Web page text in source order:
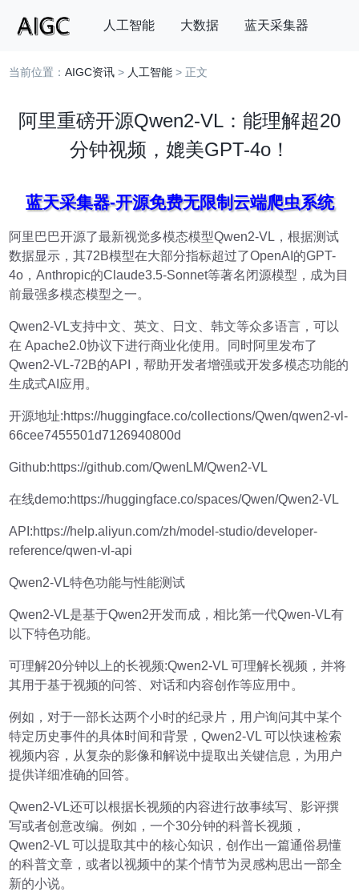
人工智能 大数据 蓝天采集器
搜索
当前位置：AIGC资讯 > 人工智能 > 正文
阿里重磅开源Qwen2-VL：能理解超20
分钟视频，媲美GPT-4o！
蓝天采集器-开源免费无限制云端爬虫系统
阿里巴巴开源了最新视觉多模态模型Qwen2-VL，根据测试
数据显示，其72B模型在大部分指标超过了OpenAI的GPT-
4o，Anthropic的Claude3.5-Sonnet等著名闭源模型，成为目
前最强多模态模型之一。
Qwen2-VL支持中文、英文、日文、韩文等众多语言，可以
在 Apache2.0协议下进行商业化使用。同时阿里发布了
Qwen2-VL-72B的API，帮助开发者增强或开发多模态功能的
生成式AI应用。
开源地址:https://huggingface.co/collections/Qwen/qwen2-vl-
66cee7455501d7126940800d
Github:https://github.com/QwenLM/Qwen2-VL
在线demo:https://huggingface.co/spaces/Qwen/Qwen2-VL
API:https://help.aliyun.com/zh/model-studio/developer-
reference/qwen-vl-api
Qwen2-VL特色功能与性能测试
Qwen2-VL是基于Qwen2开发而成，相比第一代Qwen-VL有
以下特色功能。
可理解20分钟以上的长视频:Qwen2-VL 可理解长视频，并将
其用于基于视频的问答、对话和内容创作等应用中。
例如，对于一部长达两个小时的纪录片，用户询问其中某个
特定历史事件的具体时间和背景，Qwen2-VL 可以快速检索
视频内容，从复杂的影像和解说中提取出关键信息，为用户
提供详细准确的回答。
Qwen2-VL还可以根据长视频的内容进行故事续写、影评撰
写或者创意改编。例如，一个30分钟的科普长视频，
Qwen2-VL 可以提取其中的核心知识，创作出一篇通俗易懂
的科普文章，或者以视频中的某个情节为灵感构思出一部全
新的小说。